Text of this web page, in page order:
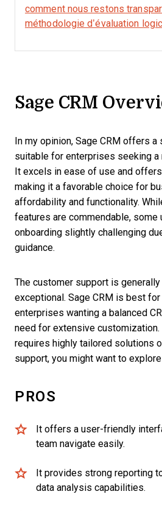
comment nous restons
méthodologie d’évaluation
Sage CRM
In my opinion, Sage CRM offers
suitable for enterprises seeking a
It excels in ease of use and
making it a favorable choice for
affordability and functionality.
features are commendable, some
onboarding slightly challenging
guidance.
The customer support is
exceptional. Sage CRM is best
enterprises wanting a balanced
need for extensive customization.
requires highly tailored solutions
support, you might want to
PROS
It offers a user-friendly
team navigate easily.
It provides strong reporting
data analysis capabilities.